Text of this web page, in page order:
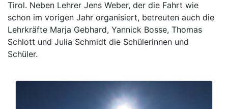
Tirol. Neben Lehrer Jens Weber, der die Fahrt wie
schon im vorigen Jahr organisiert, betreuten auch die
Lehrkräfte Marja Gebhard, Yannick Bosse, Thomas
Schlott und Julia Schmidt die Schülerinnen und
Schüler.